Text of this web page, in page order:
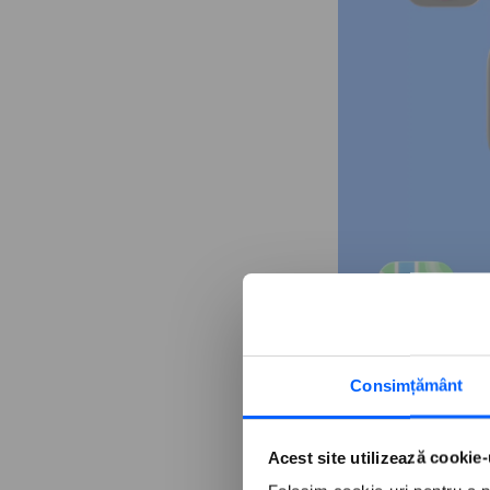
Consimțământ
Acest site utilizează
Nu doar un